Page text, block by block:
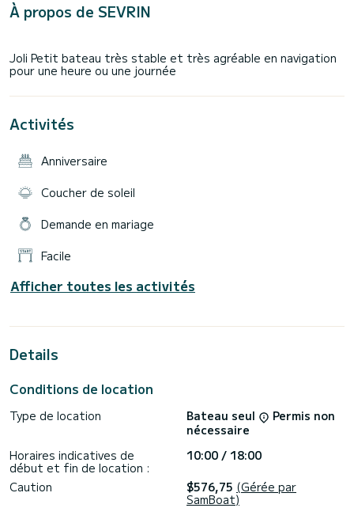
À propos de SEVRIN
Joli Petit bateau très stable et très agréable en navigation
Activités
Anniversaire
Coucher de soleil
Demande en mariage
Facile
Afficher toutes les activités
Details
Conditions de location
Type de location Bateau seul
Permis non
nécessaire
Horaires indicatives de
début et fin de location :
10:00 / 18:00
Caution
$576,75 (Gérée par
SamBoat)